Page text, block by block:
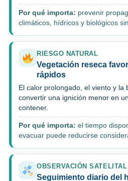
Por qué importa: prevenir
climáticos, hídricos y biológicos
RIESGO NATURAL
Vegetación reseca
rápidos
El calor prolongado, el viento y la
convertir una ignición menor en
contener.
Por qué importa: el tiempo
evacuar puede reducirse
OBSERVACIÓN SATELITAL
Seguimiento diario del